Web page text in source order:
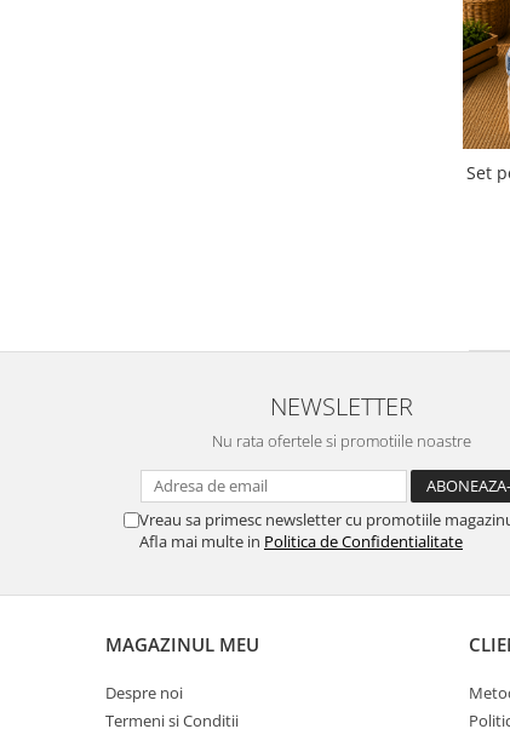
Set
NEWSLETTER
Nu rata ofertele si promotiile noastre
Vreau sa primesc newsletter cu promotiile
Afla mai multe in Politica de Confidentialitate
MAGAZINUL MEU
Despre noi
Termeni si Conditii